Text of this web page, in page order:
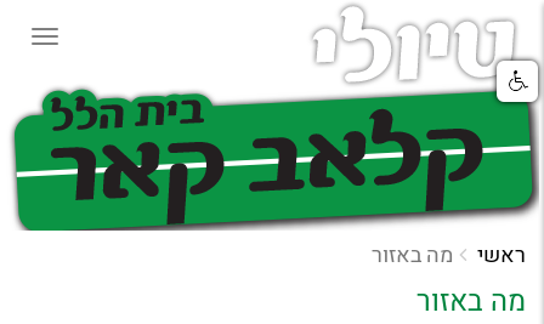
ראשי מה באזור
מה באזור